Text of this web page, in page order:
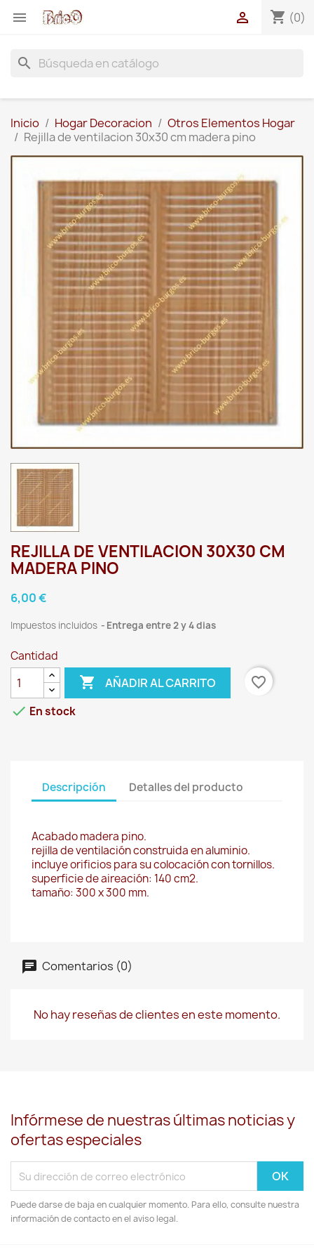
 shopping_cart (0)

search
Inicio Hogar Decoracion
Otros Elementos Hogar
Rejilla de ventilacion 30x30 cm madera pino
REJILLA DE VENTILACION 30X30 CM
MADERA PINO
6,00 €
Impuestos incluidos Entrega entre 2 y 4 dias
Cantidad
 AÑADIR AL CARRITO
favorite_border
 En stock
Descripción Detalles del producto
Acabado madera pino.
rejilla de ventilación construida en aluminio.
incluye orificios para su colocación con tornillos.
superficie de aireación: 140 cm2.
tamaño: 300 x 300 mm.
Comentarios (0)
No hay reseñas de clientes en este momento.
Infórmese de nuestras últimas noticias y
ofertas especiales
Puede darse de baja en cualquier momento. Para ello, consulte nuestra
información de contacto en el aviso legal.